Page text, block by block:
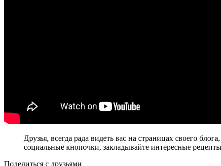
Друзья, всегда рада видеть вас на страницах своего
социальные кнопочки, закладывайте интересные
Поделиться с друзьями